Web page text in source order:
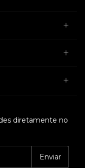
diretamente no